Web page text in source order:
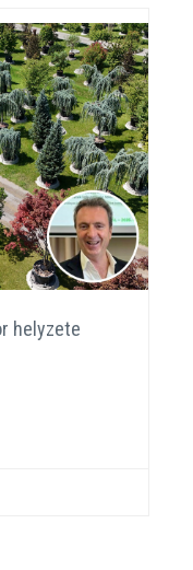
helyzete